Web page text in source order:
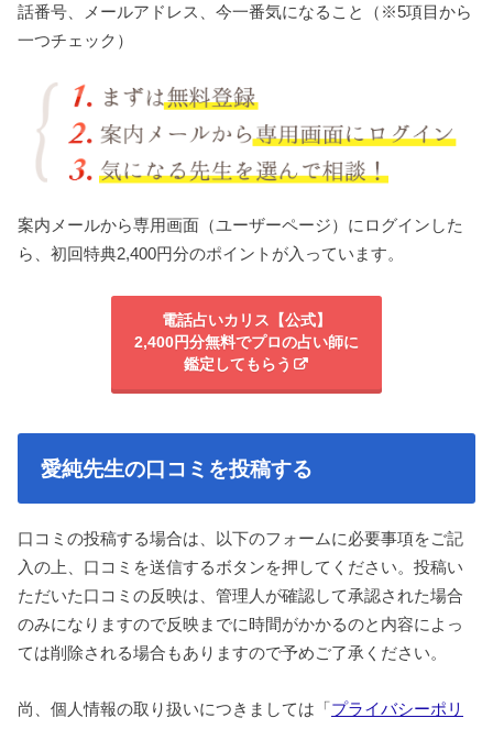
話番号、メールアドレス、今一番気になること（※5項目から
一つチェック）
案内メールから専用画面（ユーザーページ）にログインした
ら、初回特典2,400円分のポイントが入っています。
電話占いカリス【公式】
2,400円分無料でプロの占い師に
鑑定してもらう
愛純先生の口コミを投稿する
口コミの投稿する場合は、以下のフォームに必要事項をご記
入の上、口コミを送信するボタンを押してください。投稿い
ただいた口コミの反映は、管理人が確認して承認された場合
のみになりますので反映までに時間がかかるのと内容によっ
ては削除される場合もありますので予めご了承ください。
尚、個人情報の取り扱いにつきましては「プライバシーポリ